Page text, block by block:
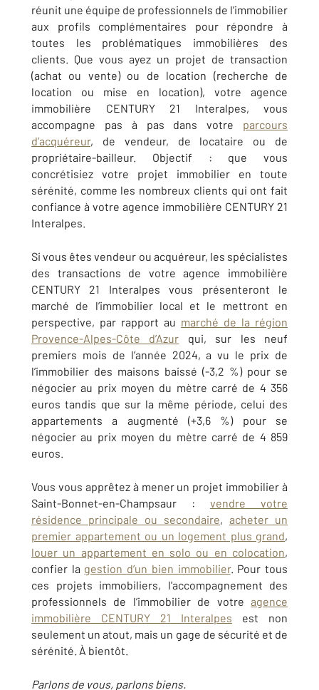
réunit une équipe de professionnels de l’immobilier
aux profils complémentaires pour répondre à
toutes les problématiques immobilières des
clients. Que vous ayez un projet de transaction
(achat ou vente) ou de location (recherche de
location ou mise en location), votre agence
immobilière CENTURY 21 Interalpes, vous
accompagne pas à pas dans votre parcours
d’acquéreur, de vendeur, de locataire ou de
propriétaire-bailleur. Objectif : que vous
concrétisiez votre projet immobilier en toute
sérénité, comme les nombreux clients qui ont fait
confiance à votre agence immobilière CENTURY 21
Interalpes.
Si vous êtes vendeur ou acquéreur, les spécialistes
des transactions de votre agence immobilière
CENTURY 21 Interalpes vous présenteront le
marché de l’immobilier local et le mettront en
perspective, par rapport au marché de la région
Provence-Alpes-Côte d’Azur qui, sur les neuf
premiers mois de l’année 2024, a vu le prix de
l’immobilier des maisons baissé (-3,2 %) pour se
négocier au prix moyen du mètre carré de 4 356
euros tandis que sur la même période, celui des
appartements a augmenté (+3,6 %) pour se
négocier au prix moyen du mètre carré de 4 859
euros.
Vous vous apprêtez à mener un projet immobilier à
Saint-Bonnet-en-Champsaur : vendre votre
résidence principale ou secondaire, acheter un
premier appartement ou un logement plus grand,
louer un appartement en solo ou en colocation,
confier la gestion d’un bien immobilier. Pour tous
ces projets immobiliers, l'accompagnement des
professionnels de l’immobilier de votre agence
immobilière CENTURY 21 Interalpes est non
seulement un atout, mais un gage de sécurité et de
sérénité. À bientôt.
Parlons de vous, parlons biens.